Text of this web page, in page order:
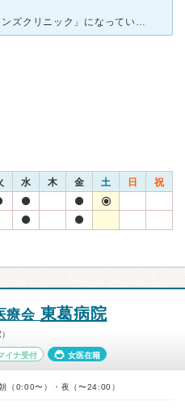
※病院名が「おおたかの森ウィメンズクリニック」になっていますが、正しくは「おおたかの森ウィメンズ ケア クリニック」です。 こちらでは、第二子の里帰り出産までの期間お世話になりました。 院長先
水 木 金 土 日 祝
療会 東葛病院
イナ受付 女医在籍
（0:00〜）・夜（〜24:00）